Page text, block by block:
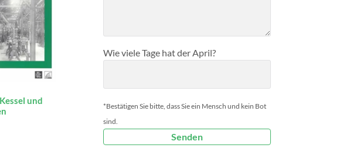
und
Wie viele Tage hat der April?
*Bestätigen Sie bitte, dass Sie ein Mensch und kein Bot
sind.